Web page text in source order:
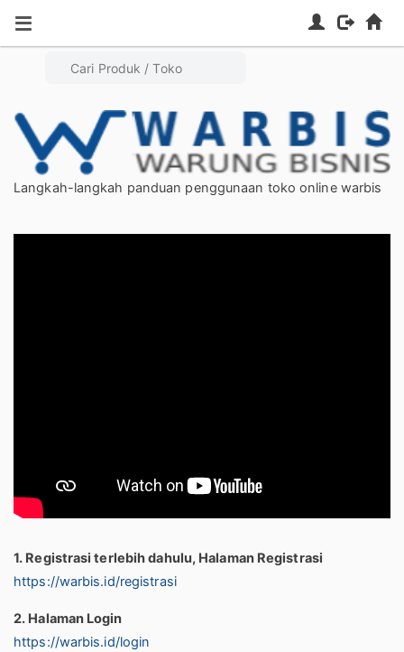
Tutorial
Langkah-langkah panduan penggunaan toko online warbis
1. Registrasi terlebih dahulu, Halaman Registrasi
https://warbis.id/registrasi
2. Halaman Login
https://warbis.id/login